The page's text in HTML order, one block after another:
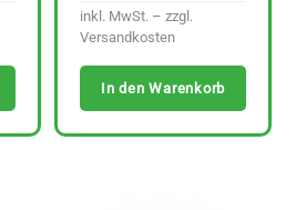
inkl. MwSt. – zzgl.
Versandkosten
In den Warenkorb